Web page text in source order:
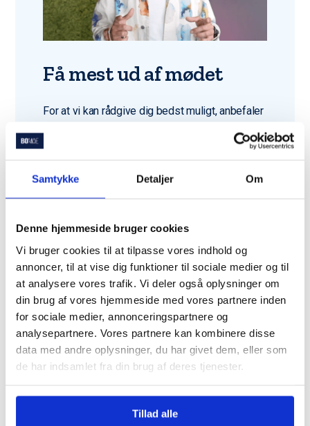
Samtykke Detaljer Om
Denne hjemmeside bruger cookies
Vi bruger cookies til at tilpasse vores indhold og
annoncer, til at vise dig funktioner til sociale medier og til
at analysere vores trafik. Vi deler også oplysninger om
din brug af vores hjemmeside med vores partnere inden
for sociale medier, annonceringspartnere og
analysepartnere. Vores partnere kan kombinere disse
data med andre oplysninger, du har givet dem, eller som
de har indsamlet fra din brug af deres tjenester.
Tillad alle
Få mest ud af mødet
For at vi kan rådgive dig bedst muligt, anbefaler
Har du ikke alt klar? Bare rolig – vi hjælper dig
godt i gang.
Du er langt fra den eneste
der bruger Bomae